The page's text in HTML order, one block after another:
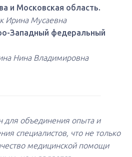
и Московская область.
Ирина Мусаевна
Западный федеральный
Нина Владимировна
для объединения опыта и
специалистов, что не только
медицинской помощи